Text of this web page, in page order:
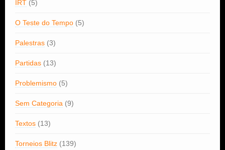
IRT (5)
O Teste do Tempo (5)
Palestras (3)
Partidas (13)
Problemismo (5)
Sem Categoria (9)
Textos (13)
Torneios Blitz (139)